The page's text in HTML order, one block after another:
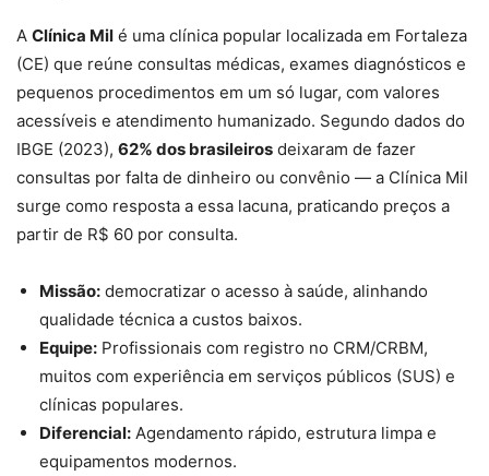
A Clínica Mil é uma clínica popular localizada em Fortaleza
(CE) que reúne consultas médicas, exames diagnósticos e
pequenos procedimentos em um só lugar, com valores
acessíveis e atendimento humanizado. Segundo dados do
IBGE (2023), 62% dos brasileiros deixaram de fazer
consultas por falta de dinheiro ou convênio — a Clínica Mil
surge como resposta a essa lacuna, praticando preços a
partir de R$ 60 por consulta.
Missão: democratizar o acesso à saúde, alinhando
qualidade técnica a custos baixos.
Equipe: Profissionais com registro no CRM/CRBM,
muitos com experiência em serviços públicos (SUS) e
clínicas populares.
Diferencial: Agendamento rápido, estrutura limpa e
equipamentos modernos.